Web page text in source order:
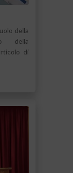
della
della
di